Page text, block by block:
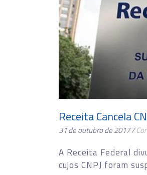
Receita Cancela
31 de outubro de 2017 /
A Receita Federal
cujos CNPJ foram